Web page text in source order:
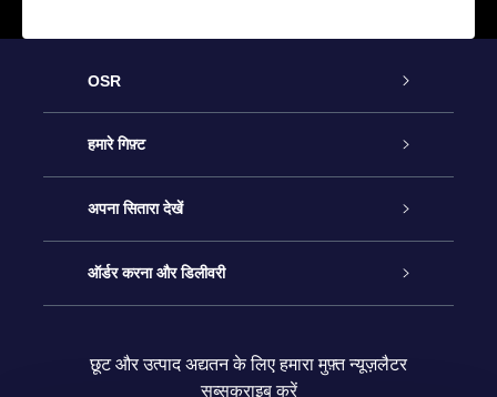
OSR
ग्राहक सेवा
हमसे संपर्क करें
ब्लॉग
हमारे गिफ़्ट
ऑनलाइन स्टार गिफ़्ट
OSR गिफ़्ट पैक
अपना सितारा देखें
स्टार रजिस्टर
ऑर्डर करना और डिलीवरी
छूट और उत्पाद अद्यतन के लिए हमारा मुफ़्त न्यूज़लैटर
सब्सक्राइब करें